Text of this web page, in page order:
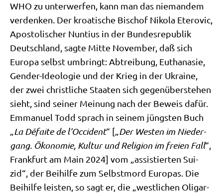
WHO zu unter­wer­fen, kann man das nie­man­dem
ver­den­ken. Der kroa­ti­sche Bischof Niko­la Etero­vic,
Apo­sto­li­scher Nun­ti­us in der Bun­des­re­pu­blik
Deutsch­land, sag­te Mit­te Novem­ber, daß sich
Euro­pa selbst umbringt: Abtrei­bung, Eutha­na­sie,
Gen­der-Ideo­lo­gie und der Krieg in der Ukrai­ne,
der zwei christ­li­che Staa­ten sich gegen­über­ste­hen
sieht, sind sei­ner Mei­nung nach der Beweis dafür.
Emma­nu­el Todd sprach in sei­nem jüng­sten Buch
La Défai­te de l’Oc­ci­dent“ [„ Der Westen im Nie­der­
gang. Öko­no­mie, Kul­tur und Reli­gi­on im frei­en Fall“,
Frank­furt am Main 2024] vom „assi­stier­ten Sui­
zid“, der Bei­hil­fe zum Selbst­mord Euro­pas. Die
Bei­hil­fe lei­sten, so sagt er, die „west­li­chen Olig­ar­